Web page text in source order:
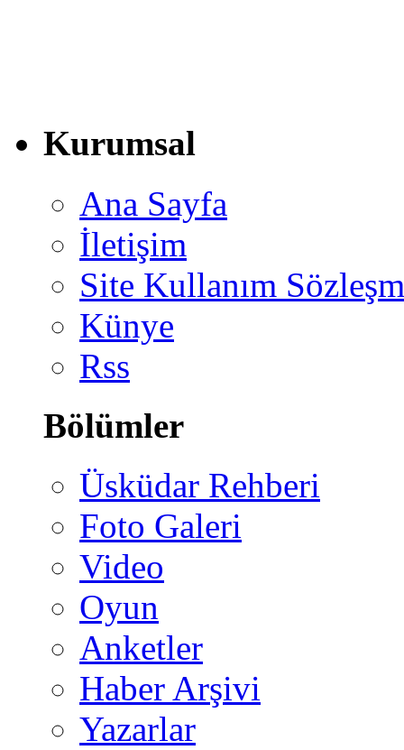
Kurumsal
Ana Sayfa
İletişim
Site Kullanım
Künye
Rss
Bölümler
Üsküdar Rehberi
Foto Galeri
Video
Oyun
Anketler
Haber Arşivi
Yazarlar